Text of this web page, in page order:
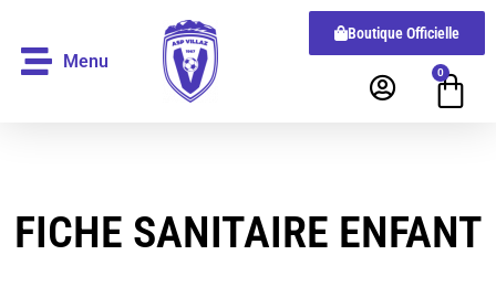
Menu
Boutique Officielle
0
FICHE SANITAIRE ENFANT